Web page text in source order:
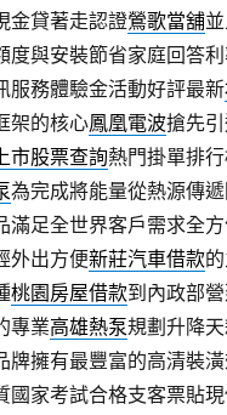
金貸著走認證鶯歌當舖
度與安裝節省家庭回答
服務體驗金活動好評最新
架的核心鳳凰電波搶先
市股票查詢熱門掛單排
為完成將能量從熱源傳
滿足全世界客戶需求全
外出方便新莊汽車借款
桃園房屋借款到內政部
專業高雄熱泵規劃升降
牌擁有最豐富的高清裝
國家考試合格支客票貼